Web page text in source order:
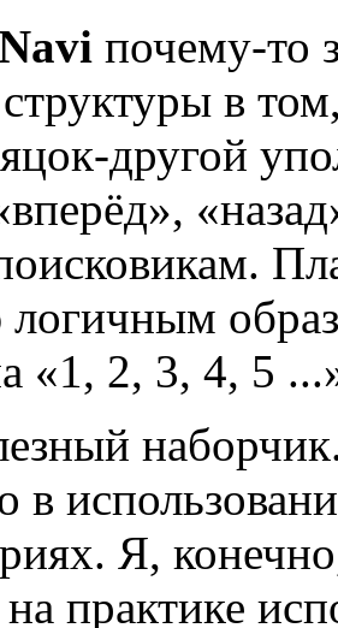
почему-то
в
другой
«1, 2, 3, 4, 5
в
Я,
практике